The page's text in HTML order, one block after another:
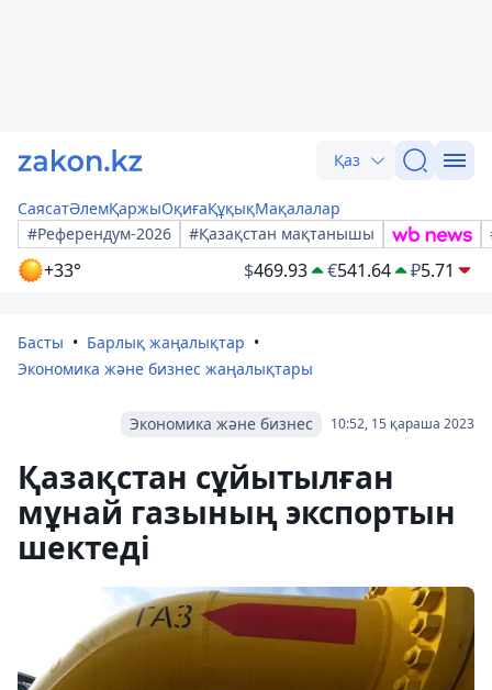
Қаз
СаясатӘлемҚаржыОқиғаҚұқықМақалалар
#Референдум-2026
#Қазақстан мақтанышы
+33° $469.93 €541.64 ₽5.71
Басты
Барлық жаңалықтар
Экономика және бизнес жаңалықтары
10:52, 15 қараша 2023
Экономика және бизнес
Қазақстан сұйытылған
мұнай газының экспортын
шектеді